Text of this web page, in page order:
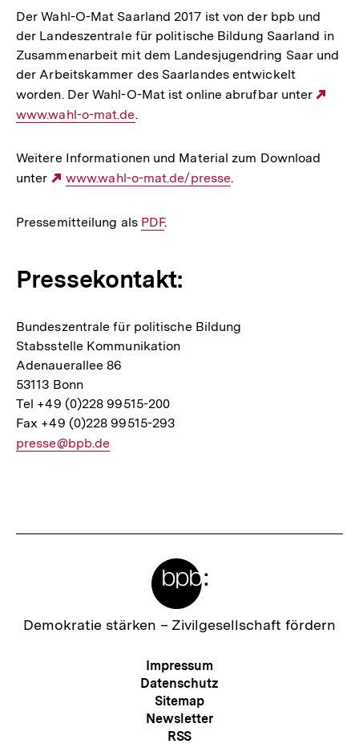
Der Wahl-O-Mat Saarland 2017 ist von der bpb und
der Landeszentrale für politische Bildung Saarland in
Zusammenarbeit mit dem Landesjugendring Saar und
der Arbeitskammer des Saarlandes entwickelt
worden. Der Wahl-O-Mat ist online abrufbar unter
www.wahl-o-mat.de.
Weitere Informationen und Material zum Download
unter
Externer
www.wahl-o-mat.de/presse.
Pressemitteilung als Interner
PDF.
Pressekontakt:
Bundeszentrale für politische Bildung
Stabsstelle Kommunikation
Adenauerallee 86
53113 Bonn
Tel +49 (0)228 99515-200
Fax +49 (0)228 99515-293
E-
presse@bpb.de
Zur
Demokratie stärken – Zivilgesellschaft fördern
Meta-
Navigation
Impressum
Datenschutz
Sitemap
Newsletter
RSS